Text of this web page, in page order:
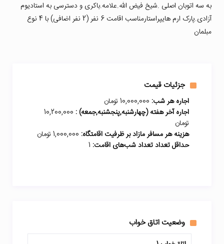
به سه اتوبان اصلی .شیخ فیض الله.علامه.باکری و دسترسی به استادیوم
آزادی.پارک ارم هایپراستارمناسب اقامت 6 نفر (2 نفر اضافی) با 4 نوع
مبلمان
جزئیات قیمت
اجاره هر شب:
اجاره آخر هفته (چهارشنبه,پنجشنبه,جمعه) : 10,200,000
تومان
هزینه هر مسافر مازاد بر ظرفیت اقامتگاه:
حداقل تعداد تعداد شب‌های اقامت:
وضعیت اتاق خواب